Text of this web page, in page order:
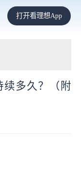
打开看理想App
续多久？（附